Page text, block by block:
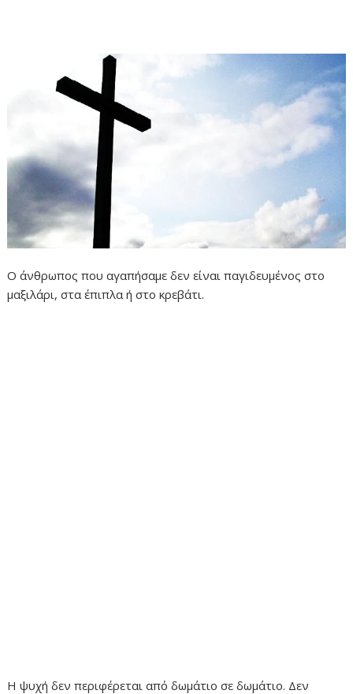
Ο άνθρωπος που αγαπήσαμε δεν είναι παγιδευμένος στο
μαξιλάρι, στα έπιπλα ή στο κρεβάτι.
Η ψυχή δεν περιφέρεται από δωμάτιο σε δωμάτιο. Δεν